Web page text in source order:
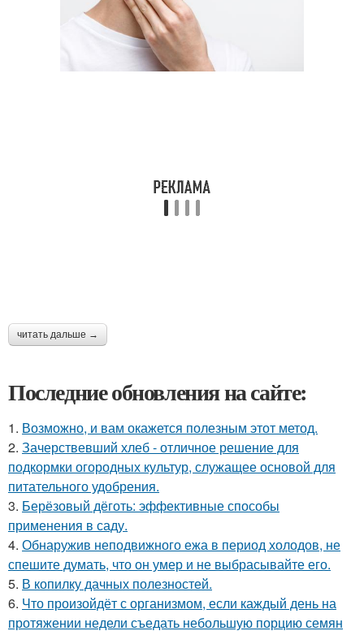
читать дальше →
Последние обновления на сайте:
1. Возможно, и вам окажется полезным этот метод.
2. Зачерствевший хлеб - отличное решение для
подкормки огородных культур, служащее основой для
питательного удобрения.
3. Берёзовый дёготь: эффективные способы
применения в саду.
4. Обнаружив неподвижного ежа в период холодов, не
спешите думать, что он умер и не выбрасывайте его.
5. В копилку дачных полезностей.
6. Что произойдёт с организмом, если каждый день на
протяжении недели съедать небольшую порцию семян